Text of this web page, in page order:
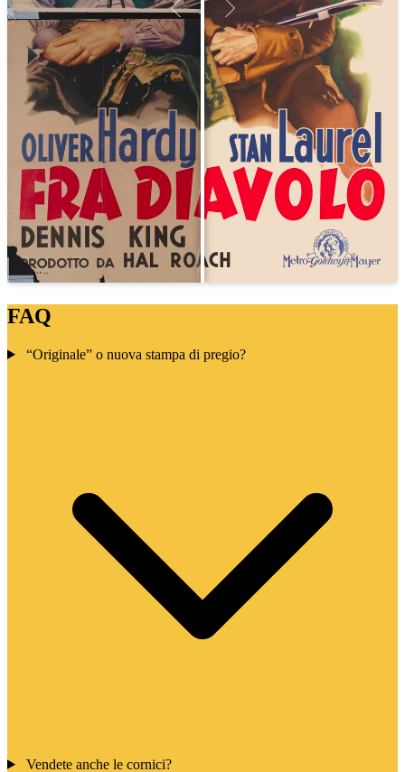
FAQ
“Originale” o nuova stampa di pregio?
Vendete anche le cornici?